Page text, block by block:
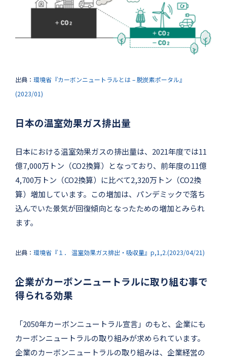
出典： 環境省『カーボンニュートラルとは – 脱炭素ポータル』
(2023/01)
日本の温室効果ガス排出量
日本における温室効果ガスの排出量は、2021年度では11
億7,000万トン（CO2換算）となっており、前年度の11億
4,700万トン（CO2換算）に比べて2,320万トン（CO2換
算）増加しています。この増加は、パンデミックで落ち
込んでいた景気が回復傾向となったための増加とみられ
ます。
出典： 環境省『１． 温室効果ガス排出・吸収量』p,1,2.(2023/04/21)
企業がカーボンニュートラルに取り組む事で
得られる効果
「2050年カーボンニュートラル宣言」のもと、企業にも
カーボンニュートラルの取り組みが求められています。
企業のカーボンニュートラルの取り組みは、企業経営の